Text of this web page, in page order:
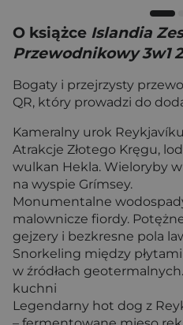
O książce Islandia
Przewodnikowy 3w1
Bogaty i przejrzysty
QR, który prowadzi do
Kameralny urok
Atrakcje Złotego Kręgu,
wulkan Hekla. Wieloryby
na wyspie Grímsey.
Monumentalne
malownicze fiordy.
gejzery i bezkresne pola
Snorkeling między
w źródłach
kuchni
Legendarny hot dog z